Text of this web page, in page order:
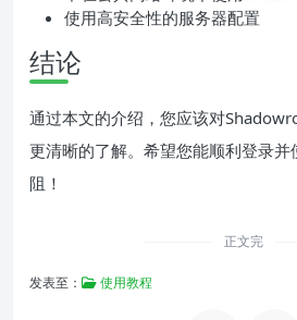
使用高安全性的服务器配置
结论
通过本文的介绍，您应该对
更清晰的了解。希望您能顺利登录
阻！
正文完
发表至： 使用教程